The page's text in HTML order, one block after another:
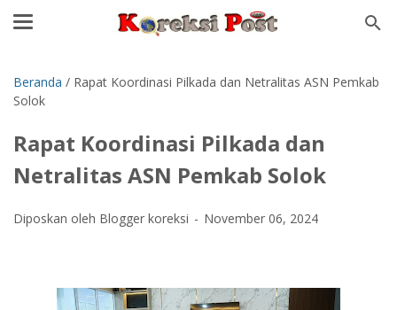
Beranda / Rapat Koordinasi Pilkada dan Netralitas ASN Pemkab
Solok
Rapat Koordinasi Pilkada dan
Netralitas ASN Pemkab Solok
Diposkan oleh Blogger koreksi November 06, 2024